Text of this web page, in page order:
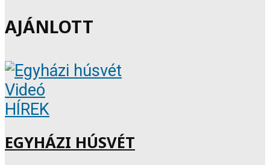
AJÁNLOTT
Videó
HÍREK
EGYHÁZI HÚSVÉT